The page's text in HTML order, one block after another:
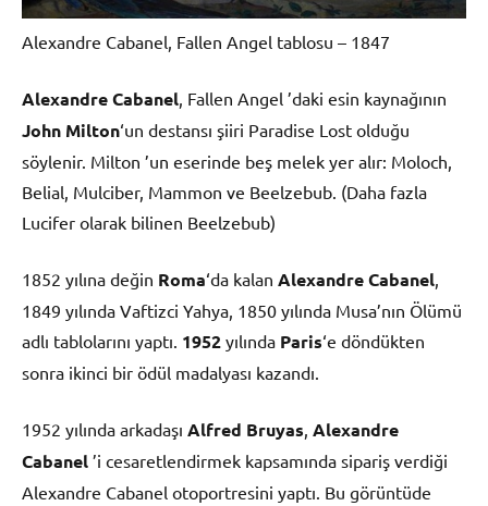
Alexandre Cabanel, Fallen Angel tablosu – 1847
Alexandre Cabanel , Fallen Angel ’daki esin kaynağının
John Milton‘un destansı şiiri Paradise Lost olduğu
söylenir. Milton ’un eserinde beş melek yer alır: Moloch,
Belial, Mulciber, Mammon ve Beelzebub. (Daha fazla
Lucifer olarak bilinen Beelzebub)
1852 yılına değin Roma‘da kalan Alexandre Cabanel
1849 yılında Vaftizci Yahya, 1850 yılında Musa’nın Ölümü
adlı tablolarını yaptı. 1952 yılında Paris‘e döndükten
sonra ikinci bir ödül madalyası kazandı.
1952 yılında arkadaşı Alfred Bruyas Alexandre
Cabanel ’i cesaretlendirmek kapsamında sipariş verdiği
Alexandre Cabanel otoportresini yaptı. Bu görüntüde